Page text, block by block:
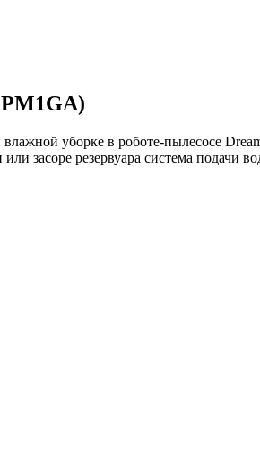
уборке в роботе-пылесосе
засоре резервуара система подачи